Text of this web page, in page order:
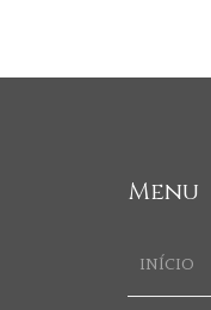
Menu
INÍCIO